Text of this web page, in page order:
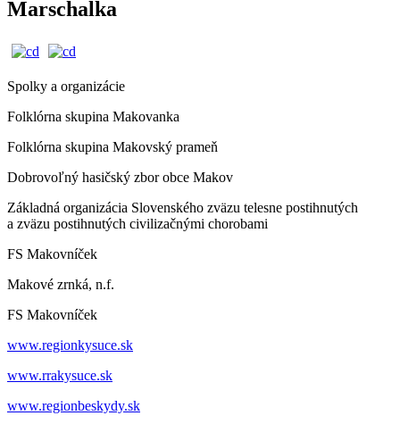
Marschalka
Spolky a organizácie
Folklórna skupina Makovanka
Folklórna skupina Makovský prameň
Dobrovoľný hasičský zbor obce Makov
Základná organizácia Slovenského zväzu telesne postihnutých
a zväzu postihnutých civilizačnými chorobami
FS Makovníček
Makové zrnká, n.f.
FS Makovníček
www.regionkysuce.sk
www.rrakysuce.sk
www.regionbeskydy.sk